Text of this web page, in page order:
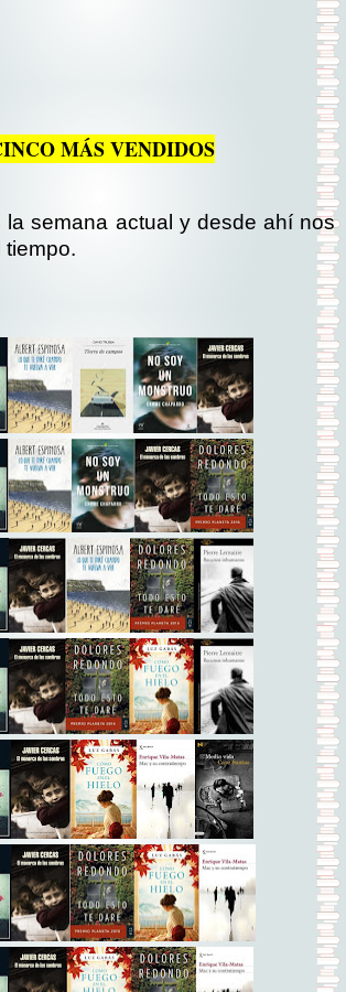
MÁS VENDIDOS
la semana actual y desde ahí nos
tiempo.